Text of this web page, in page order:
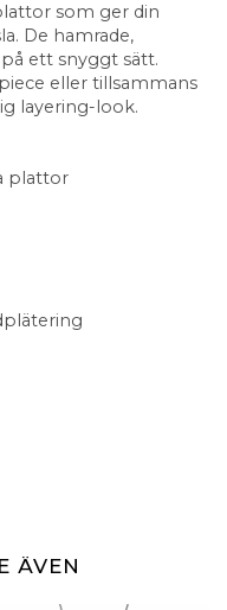
som ger din
De hamrade,
ett snyggt sätt.
eller tillsammans
layering-look.
plattor
ÄVEN